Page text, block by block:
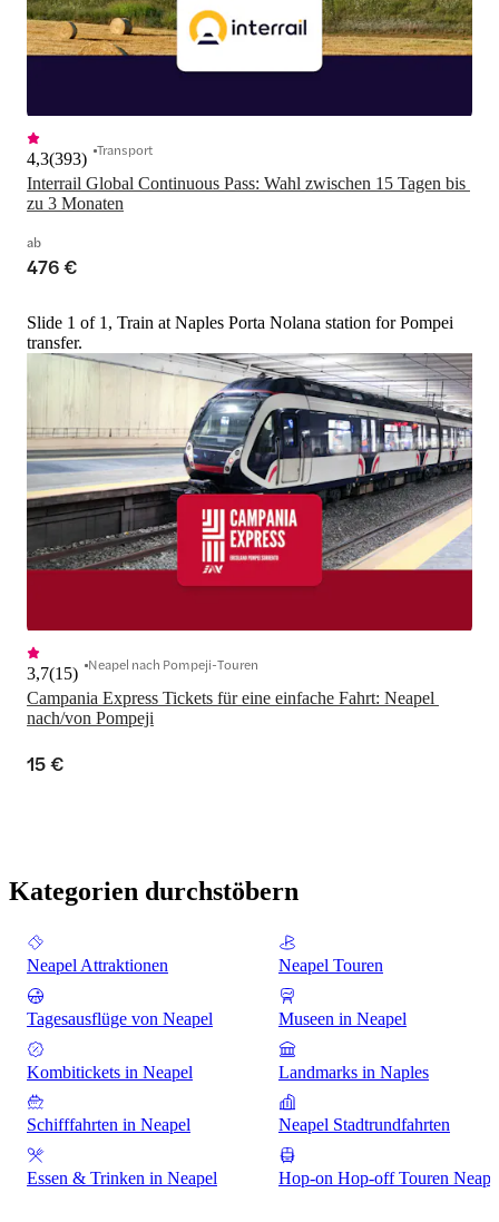
Interrail Global Continuous Pass: Wahl zwischen 15 Tagen bis
zu 3 Monaten
4,3(393) Transport
ab
476 €
Slide 1 of 1, Train at Naples Porta Nolana station for Pompei
transfer.
Campania Express Tickets für eine einfache Fahrt: Neapel
nach/von Pompeji
3,7(15) Neapel nach Pompeji-Touren
15 €
Kategorien durchstöbern
Neapel Attraktionen Neapel Touren
Tagesausflüge von Neapel Museen in Neapel
Kombitickets in Neapel Landmarks in Naples
Schifffahrten in Neapel Neapel Stadtrundfahrten
Essen & Trinken in Neapel Hop-on Hop-off Touren